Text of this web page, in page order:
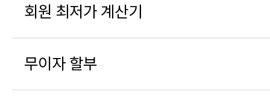
회원 최저가 계산기
무이자 할부